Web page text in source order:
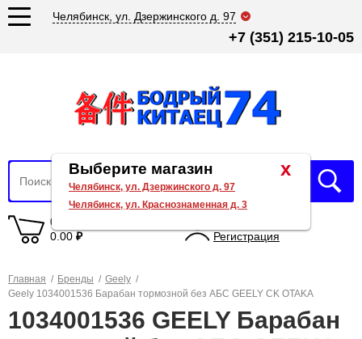
Челябинск, ул. Дзержинского д. 97
+7 (351) 215-10-05
0 товаров
0.00 ₽
Регистрация
Главная / Бренды / Geely /
Geely 1034001536 Барабан тормозной без АБС GEELY CK OTAKA
1034001536 GEELY Барабан
x
Выберите магазин
Челябинск, ул. Дзержинского д. 97
Челябинск, ул. Краснознаменная д. 3